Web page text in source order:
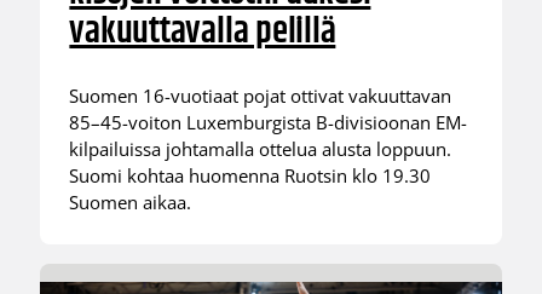
vakuuttavalla pelillä
Suomen 16-vuotiaat pojat ottivat vakuuttavan
85–45-voiton Luxemburgista B-divisioonan EM-
kilpailuissa johtamalla ottelua alusta loppuun.
Suomi kohtaa huomenna Ruotsin klo 19.30
Suomen aikaa.